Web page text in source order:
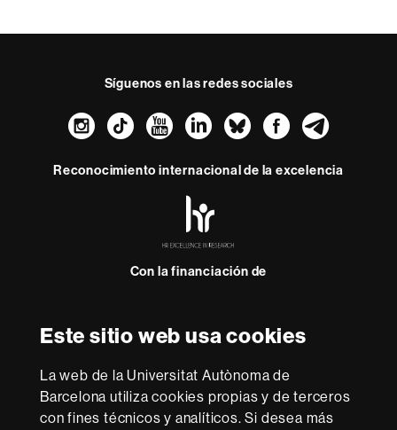
Este sitio web usa cookies
La web de la Universitat Autònoma de
Barcelona utiliza cookies propias y de terceros
con fines técnicos y analíticos. Si desea más
Síguenos en las redes sociales
Instagram
TikTokYouTube
LinkedIn
Bluesky
Reconocimiento internacional de la excelencia
-
Con la financiación de
Sobre
esta
web Aviso legal Protección de datos Sobre el
web Accesibilidad web Mapa del web UAB